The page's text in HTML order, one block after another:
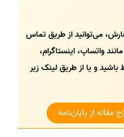
می‌توانید از طریق تماس
واتساپ، اینستاگرام،
باشید و یا از طریق لینک زیر
از پایان‌نامه